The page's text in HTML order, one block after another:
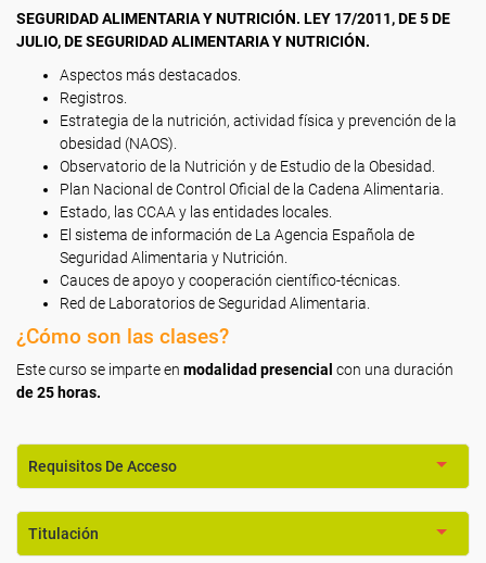
SEGURIDAD ALIMENTARIA Y NUTRICIÓN. LEY 17/2011, DE 5 DE
JULIO, DE SEGURIDAD ALIMENTARIA Y NUTRICIÓN.
Aspectos más destacados.
Registros.
Estrategia de la nutrición, actividad física y prevención de la
obesidad (NAOS).
Observatorio de la Nutrición y de Estudio de la Obesidad.
Plan Nacional de Control Oficial de la Cadena Alimentaria.
Estado, las CCAA y las entidades locales.
El sistema de información de La Agencia Española de
Seguridad Alimentaria y Nutrición.
Cauces de apoyo y cooperación científico-técnicas.
Red de Laboratorios de Seguridad Alimentaria.
¿Cómo son las clases?
Este curso se imparte en modalidad presencial con una duración
de 25 horas.
Requisitos De Acceso
Titulación